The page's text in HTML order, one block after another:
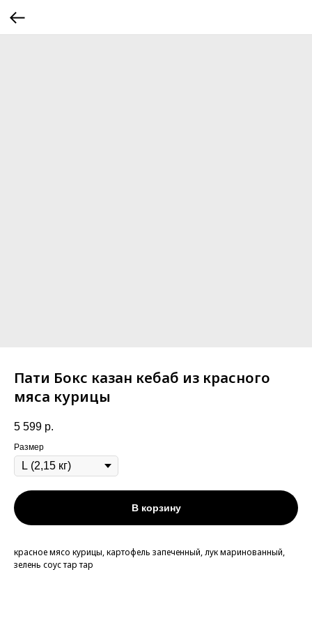
Пати Бокс казан кебаб из красного
мяса курицы
5 599 р.
Размер
В корзину
красное мясо курицы, картофель запеченный, лук маринованный,
зелень соус тар тар